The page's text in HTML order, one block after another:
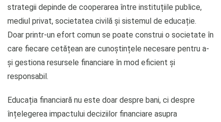
strategii depinde de cooperarea între instituțiile publice,
mediul privat, societatea civilă și sistemul de educație.
Doar printr-un efort comun se poate construi o societate în
care fiecare cetățean are cunoștințele necesare pentru a-
și gestiona resursele financiare în mod eficient și
responsabil.
Educația financiară nu este doar despre bani, ci despre
înțelegerea impactului deciziilor financiare asupra